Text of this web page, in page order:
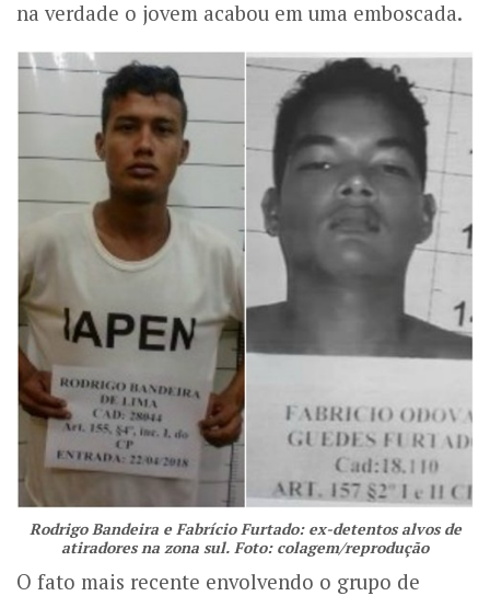
na verdade o jovem acabou em uma emboscada.
Rodrigo Bandeira e Fabrício Furtado: ex-detentos alvos de
atiradores na zona sul. Foto: colagem/reprodução
O fato mais recente envolvendo o grupo de